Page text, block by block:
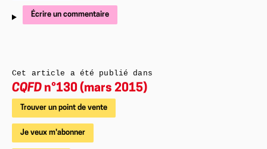
Écrire un commentaire
Cet article a été publié dans
CQFD n°130 (mars 2015)
Trouver un point de vente
Je veux m'abonner